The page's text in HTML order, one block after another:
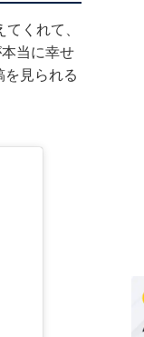
くれて、
当に幸せ
見られる